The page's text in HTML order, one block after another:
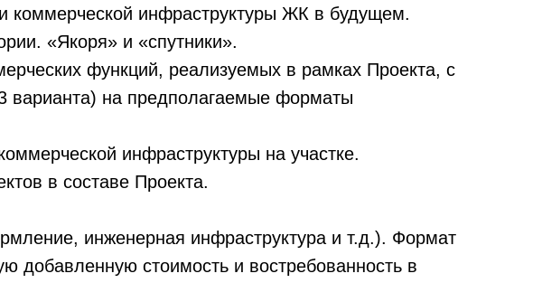
инфраструктуры ЖК в будущем.
«Якоря» и «спутники».
функций, реализуемых в рамках Проекта, с
варианта) на предполагаемые форматы
инфраструктуры на участке.
в составе Проекта.
инженерная инфраструктура и т.д.). Формат
стоимость и востребованность в